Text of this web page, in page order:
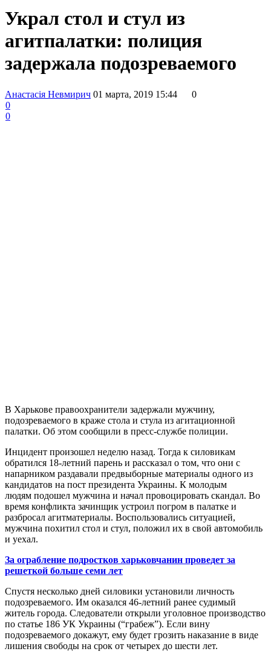
Украл стол и стул из
агитпалатки: полиция
задержала подозреваемого
Анастасія Невмирич 01 марта, 2019 15:44
0
0
0
В Харькове правоохранители задержали мужчину,
подозреваемого в краже стола и стула из агитационной
палатки. Об этом сообщили в пресс-службе полиции.
Инцидент произошел неделю назад. Тогда к силовикам
обратился 18-летний парень и рассказал о том, что они с
напарником раздавали предвыборные материалы одного из
кандидатов на пост президента Украины. К молодым
людям подошел мужчина и начал провоцировать скандал. Во
время конфликта зачинщик устроил погром в палатке и
разбросал агитматериалы. Воспользовались ситуацией,
мужчина похитил стол и стул, положил их в свой автомобиль
и уехал.
За ограбление подростков харьковчанин проведет за
решеткой больше семи лет
Спустя несколько дней силовики установили личность
подозреваемого. Им оказался 46-летний ранее судимый
житель города. Следователи открыли уголовное производство
по статье 186 УК Украины (“грабеж”). Если вину
подозреваемого докажут, ему будет грозить наказание в виде
лишения свободы на срок от четырех до шести лет.